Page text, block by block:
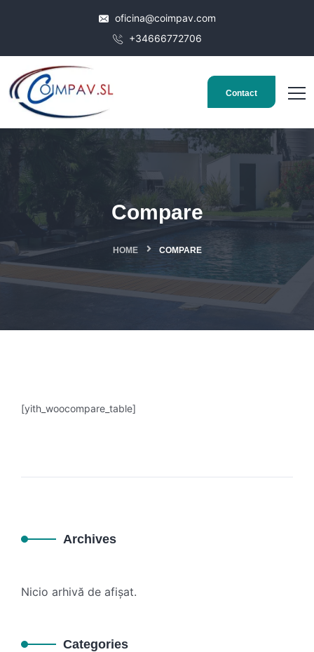
oficina@coimpav.com
+34666772706
Contact
Compare
HOME COMPARE
[yith_woocompare_table]
Archives
Nicio arhivă de afișat.
Categories